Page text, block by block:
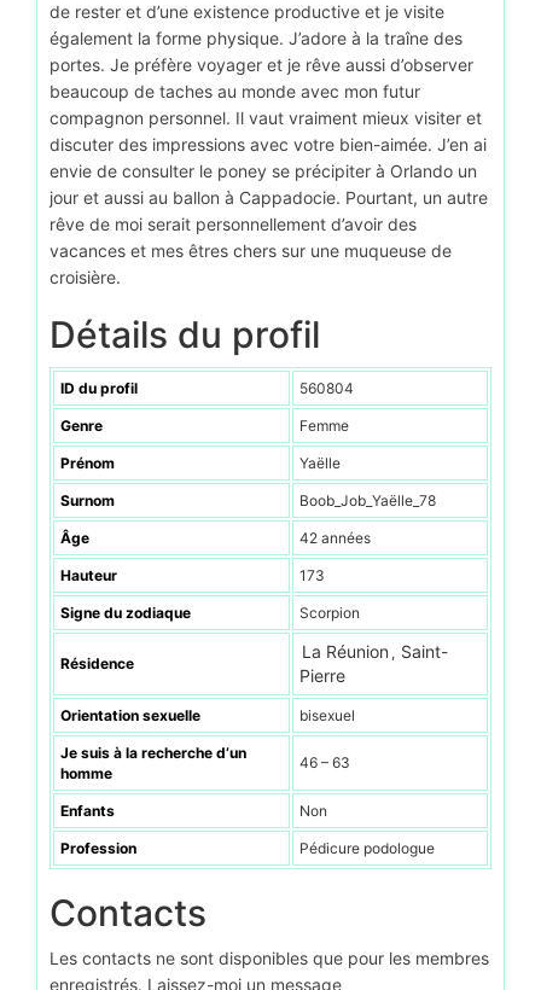
de rester et d’une existence productive et je visite
également la forme physique. J’adore à la traîne des
portes. Je préfère voyager et je rêve aussi d’observer
beaucoup de taches au monde avec mon futur
compagnon personnel. Il vaut vraiment mieux visiter et
discuter des impressions avec votre bien-aimée. J’en ai
envie de consulter le poney se précipiter à Orlando un
jour et aussi au ballon à Cappadocie. Pourtant, un autre
rêve de moi serait personnellement d’avoir des
vacances et mes êtres chers sur une muqueuse de
croisière.
Détails du profil
ID du profil 560804
Genre Femme
Prénom Yaëlle
Surnom Boob_Job_Yaëlle_78
Âge 42 années
Hauteur 173
Signe du zodiaque Scorpion
Résidence
La Réunion , Saint-
Pierre
Orientation sexuelle bisexuel
Je suis à la recherche d’un
homme
46 – 63
Enfants Non
Profession Pédicure podologue
Contacts
Les contacts ne sont disponibles que pour les membres
enregistrés. Laissez-moi un message